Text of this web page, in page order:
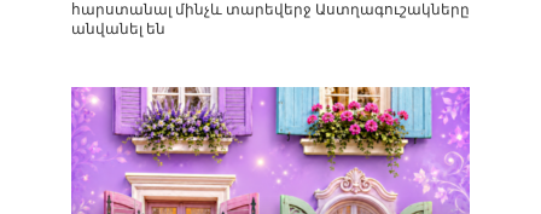
հարստանալ մինչև տարեվերջ Աստղագուշակները
անվանել են